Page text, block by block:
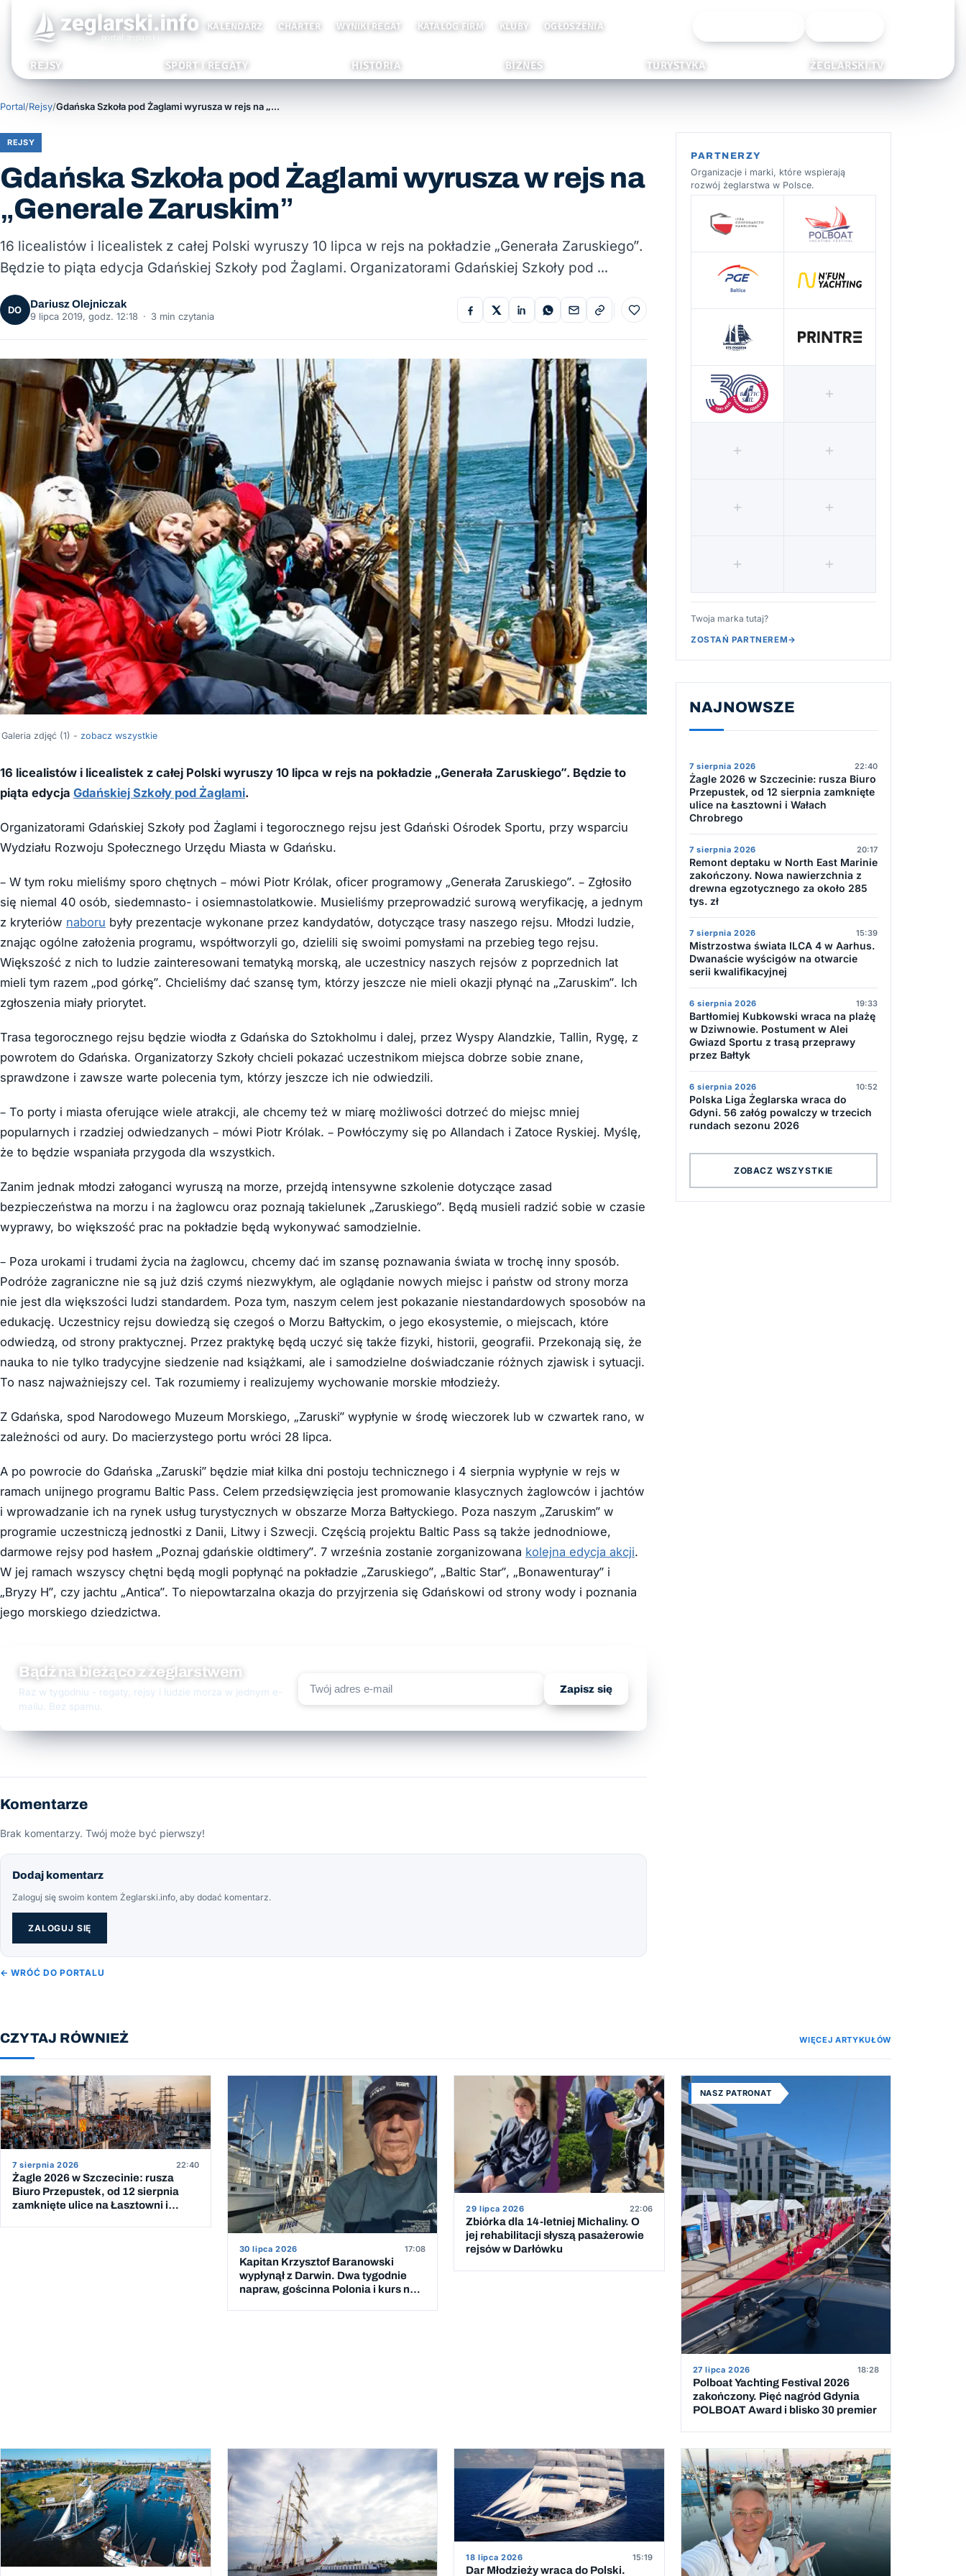
KALENDARZ CHARTER WYNIKI REGAT KATALOG FIRM KLUBY OGŁOSZENIA
REJSY SPORT I REGATY HISTORIA BIZNES TURYSTYKA ŻEGLARSKI.TV
Portal/Rejsy/ Gdańska Szkoła pod Żaglami wyrusza w rejs na „Generale Zaruskim”
REJSY
Gdańska Szkoła pod Żaglami wyrusza w rejs na
„Generale Zaruskim”
16 licealistów i licealistek z całej Polski wyruszy 10 lipca w rejs na pokładzie „Generała Zaruskiego”.
Będzie to piąta edycja Gdańskiej Szkoły pod Żaglami. Organizatorami Gdańskiej Szkoły pod …
DO
Dariusz Olejniczak
9 lipca 2019, godz. 12:18 · 3 min czytania Do ulubionych
Galeria zdjęć (1) - zobacz wszystkie
16 licealistów i licealistek z całej Polski wyruszy 10 lipca w rejs na pokładzie „Generała Zaruskiego”. Będzie to
piąta edycja Gdańskiej Szkoły pod Żaglami.
Organizatorami Gdańskiej Szkoły pod Żaglami i tegorocznego rejsu jest Gdański Ośrodek Sportu, przy wsparciu
Wydziału Rozwoju Społecznego Urzędu Miasta w Gdańsku.
– W tym roku mieliśmy sporo chętnych – mówi Piotr Królak, oficer programowy „Generała Zaruskiego”. – Zgłosiło
się niemal 40 osób, siedemnasto- i osiemnastolatkowie. Musieliśmy przeprowadzić surową weryfikację, a jednym
z kryteriów naboru były prezentacje wykonane przez kandydatów, dotyczące trasy naszego rejsu. Młodzi ludzie,
znając ogólne założenia programu, współtworzyli go, dzielili się swoimi pomysłami na przebieg tego rejsu.
Większość z nich to ludzie zainteresowani tematyką morską, ale uczestnicy naszych rejsów z poprzednich lat
mieli tym razem „pod górkę”. Chcieliśmy dać szansę tym, którzy jeszcze nie mieli okazji płynąć na „Zaruskim”. Ich
zgłoszenia miały priorytet.
Trasa tegorocznego rejsu będzie wiodła z Gdańska do Sztokholmu i dalej, przez Wyspy Alandzkie, Tallin, Rygę, z
powrotem do Gdańska. Organizatorzy Szkoły chcieli pokazać uczestnikom miejsca dobrze sobie znane,
sprawdzone i zawsze warte polecenia tym, którzy jeszcze ich nie odwiedzili.
– To porty i miasta oferujące wiele atrakcji, ale chcemy też w miarę możliwości dotrzeć do miejsc mniej
popularnych i rzadziej odwiedzanych – mówi Piotr Królak. – Powłóczymy się po Allandach i Zatoce Ryskiej. Myślę,
że to będzie wspaniała przygoda dla wszystkich.
Zanim jednak młodzi załoganci wyruszą na morze, przejdą intensywne szkolenie dotyczące zasad
bezpieczeństwa na morzu i na żaglowcu oraz poznają takielunek „Zaruskiego”. Będą musieli radzić sobie w czasie
wyprawy, bo większość prac na pokładzie będą wykonywać samodzielnie.
– Poza urokami i trudami życia na żaglowcu, chcemy dać im szansę poznawania świata w trochę inny sposób.
Podróże zagraniczne nie są już dziś czymś niezwykłym, ale oglądanie nowych miejsc i państw od strony morza
nie jest dla większości ludzi standardem. Poza tym, naszym celem jest pokazanie niestandardowych sposobów na
edukację. Uczestnicy rejsu dowiedzą się czegoś o Morzu Bałtyckim, o jego ekosystemie, o miejscach, które
odwiedzą, od strony praktycznej. Przez praktykę będą uczyć się także fizyki, historii, geografii. Przekonają się, że
nauka to nie tylko tradycyjne siedzenie nad książkami, ale i samodzielne doświadczanie różnych zjawisk i sytuacji.
To nasz najważniejszy cel. Tak rozumiemy i realizujemy wychowanie morskie młodzieży.
Z Gdańska, spod Narodowego Muzeum Morskiego, „Zaruski” wypłynie w środę wieczorek lub w czwartek rano, w
zależności od aury. Do macierzystego portu wróci 28 lipca.
A po powrocie do Gdańska „Zaruski” będzie miał kilka dni postoju technicznego i 4 sierpnia wypłynie w rejs w
ramach unijnego programu Baltic Pass. Celem przedsięwzięcia jest promowanie klasycznych żaglowców i jachtów
i wprowadzanie ich na rynek usług turystycznych w obszarze Morza Bałtyckiego. Poza naszym „Zaruskim” w
programie uczestniczą jednostki z Danii, Litwy i Szwecji. Częścią projektu Baltic Pass są także jednodniowe,
darmowe rejsy pod hasłem „Poznaj gdańskie oldtimery”. 7 września zostanie zorganizowana kolejna edycja akcji.
W jej ramach wszyscy chętni będą mogli popłynąć na pokładzie „Zaruskiego”, „Baltic Star”, „Bonawenturay” i
„Bryzy H”, czy jachtu „Antica”. To niepowtarzalna okazja do przyjrzenia się Gdańskowi od strony wody i poznania
jego morskiego dziedzictwa.
Bądź na bieżąco z żeglarstwem
Raz w tygodniu - regaty, rejsy i ludzie morza w jednym e-
mailu. Bez spamu.
Zapisz się
Komentarze
Brak komentarzy. Twój może być pierwszy!
Dodaj komentarz
Zaloguj się swoim kontem Żeglarski.info, aby dodać komentarz.
ZALOGUJ SIĘ
← WRÓĆ DO PORTALU
PARTNERZY
Organizacje i marki, które wspierają
rozwój żeglarstwa w Polsce.
Twoja marka tutaj?
ZOSTAŃ PARTNEREM→
NAJNOWSZE
7 sierpnia 2026 22:40
Żagle 2026 w Szczecinie: rusza Biuro
Przepustek, od 12 sierpnia zamknięte
ulice na Łasztowni i Wałach
Chrobrego
7 sierpnia 2026 20:17
Remont deptaku w North East Marinie
zakończony. Nowa nawierzchnia z
drewna egzotycznego za około 285
tys. zł
7 sierpnia 2026 15:39
Mistrzostwa świata ILCA 4 w Aarhus.
Dwanaście wyścigów na otwarcie
serii kwalifikacyjnej
6 sierpnia 2026 19:33
Bartłomiej Kubkowski wraca na plażę
w Dziwnowie. Postument w Alei
Gwiazd Sportu z trasą przeprawy
przez Bałtyk
6 sierpnia 2026 10:52
Polska Liga Żeglarska wraca do
Gdyni. 56 załóg powalczy w trzecich
rundach sezonu 2026
ZOBACZ WSZYSTKIE
CZYTAJ RÓWNIEŻ WIĘCEJ ARTYKUŁÓW
7 sierpnia 2026 22:40
Żagle 2026 w Szczecinie: rusza
Biuro Przepustek, od 12 sierpnia
zamknięte ulice na Łasztowni i
30 lipca 2026 17:08
Kapitan Krzysztof Baranowski
wypłynął z Darwin. Dwa tygodnie
napraw, gościnna Polonia i kurs na
29 lipca 2026 22:06
Zbiórka dla 14-letniej Michaliny. O
jej rehabilitacji słyszą pasażerowie
rejsów w Darłówku
NASZ PATRONAT
27 lipca 2026 18:28
Polboat Yachting Festival 2026
zakończony. Pięć nagród Gdynia
POLBOAT Award i blisko 30 premier
18 lipca 2026 15:19
Dar Młodzieży wraca do Polski.